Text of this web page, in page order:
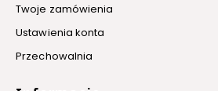
Twoje zamówienia
Ustawienia konta
Przechowalnia